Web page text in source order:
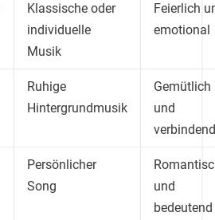
Klassische oder
individuelle
Musik
Feierlich
emotional
Ruhige
Hintergrundmusik
Gemütlich
und
verbindend
Persönlicher
Song
und
bedeutend